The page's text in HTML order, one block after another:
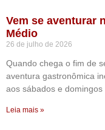
Vem se aventurar
Médio
26 de julho de 2026
Quando chega o fim de
aventura gastronômica
aos sábados e domingos
Leia mais »